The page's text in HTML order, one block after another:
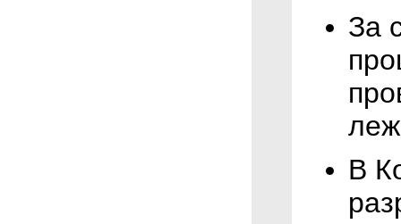
За
В